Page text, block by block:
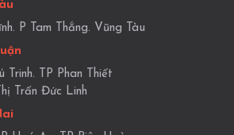
P Tam Thắng. Vũng Tàu
Trinh. TP Phan Thiết
Trấn Đức Linh